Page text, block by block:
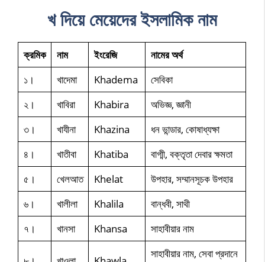
খ দিয়ে মেয়েদের ইসলামিক নাম
ক্রমিক নাম ইংরেজি
নামের অর্থ
১।
খাদেমা Khadema
সেবিকা
২।
খাবিরা Khabira
অভিজ্ঞ, জ্ঞানী
৩।
খাযীনা Khazina
ধন ভান্ডার, কোষাধ্যক্ষা
৪।
খাতীবা Khatiba
বাগ্মী, বক্তৃতা দেবার ক্ষমতা
৫।
খেলআত Khelat
উপহার, সম্মানসূচক উপহার
৬।
খালীলা Khalila
বান্ধবী, সাথী
৭।
খানসা Khansa সাহাবীয়ার নাম
সাহাবীয়ার নাম, সেবা প্রদানে